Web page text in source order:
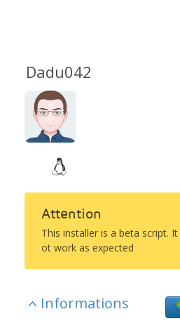
Dadu042
Attention
This installer is a beta script.
ot work as expected
Informations